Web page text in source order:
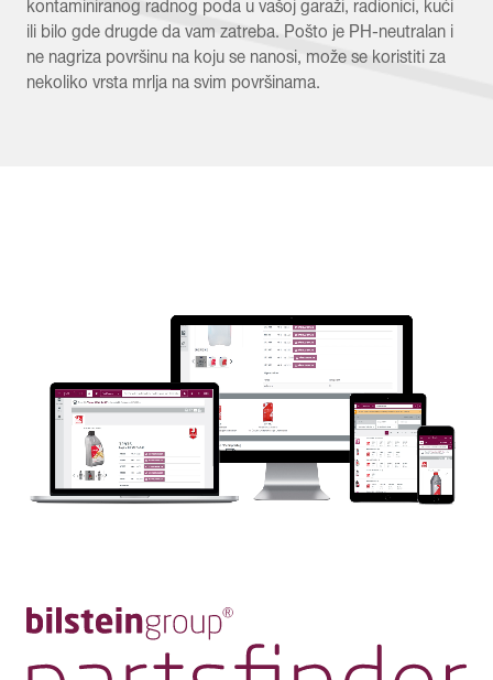
kontaminiranog radnog poda u vašoj garaži, radionici, kući
ili bilo gde drugde da vam zatreba. Pošto je PH-neutralan i
ne nagriza površinu na koju se nanosi, može se koristiti za
nekoliko vrsta mrlja na svim površinama.